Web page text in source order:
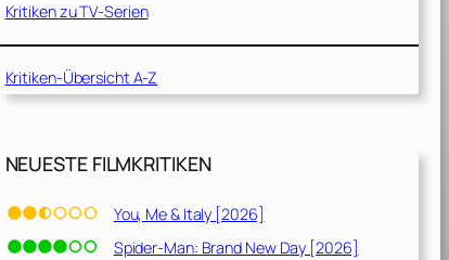
Kritiken zu TV-Serien
Kritiken-Übersicht A-Z
NEUESTE FILMKRITIKEN
You, Me & Italy [2026]
Spider-Man: Brand New Day [2026]